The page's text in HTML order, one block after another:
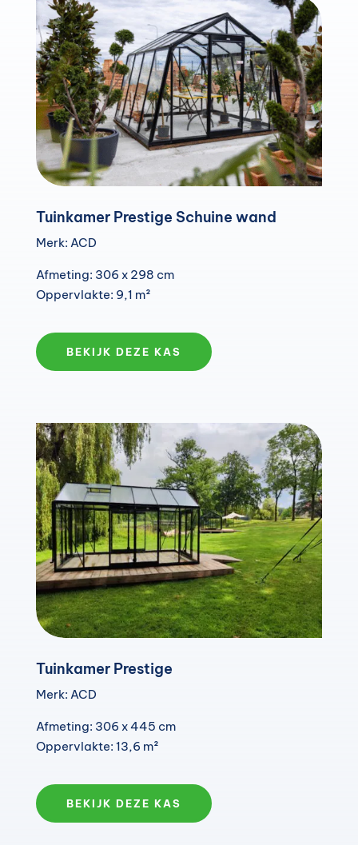
Tuinkamer Prestige Schuine wand
Merk: ACD
Afmeting: 306 x 298 cm
Oppervlakte: 9,1 m²
BEKIJK DEZE KAS
Tuinkamer Prestige
Merk: ACD
Afmeting: 306 x 445 cm
Oppervlakte: 13,6 m²
BEKIJK DEZE KAS